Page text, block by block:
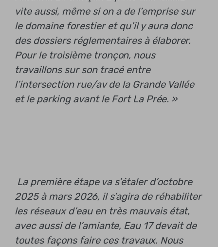
vite aussi, même si on a de l’emprise sur
le domaine forestier et qu’il y aura donc
des dossiers réglementaires à élaborer.
Pour le troisième tronçon, nous
travaillons sur son tracé entre
l’intersection rue/av de la Grande Vallée
et le parking avant le Fort La Prée. »
La première étape va s’étaler d’octobre
2025 à mars 2026, il s’agira de réhabiliter
les réseaux d’eau en très mauvais état,
avec aussi de l’amiante, Eau 17 devait de
toutes façons faire ces travaux. Nous